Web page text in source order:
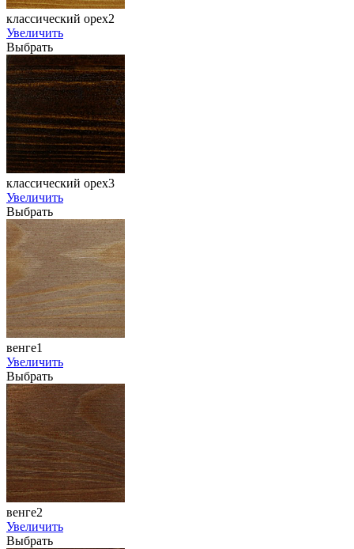
классический орех2
Увеличить
Выбрать
классический орех3
Увеличить
Выбрать
венге1
Увеличить
Выбрать
венге2
Увеличить
Выбрать